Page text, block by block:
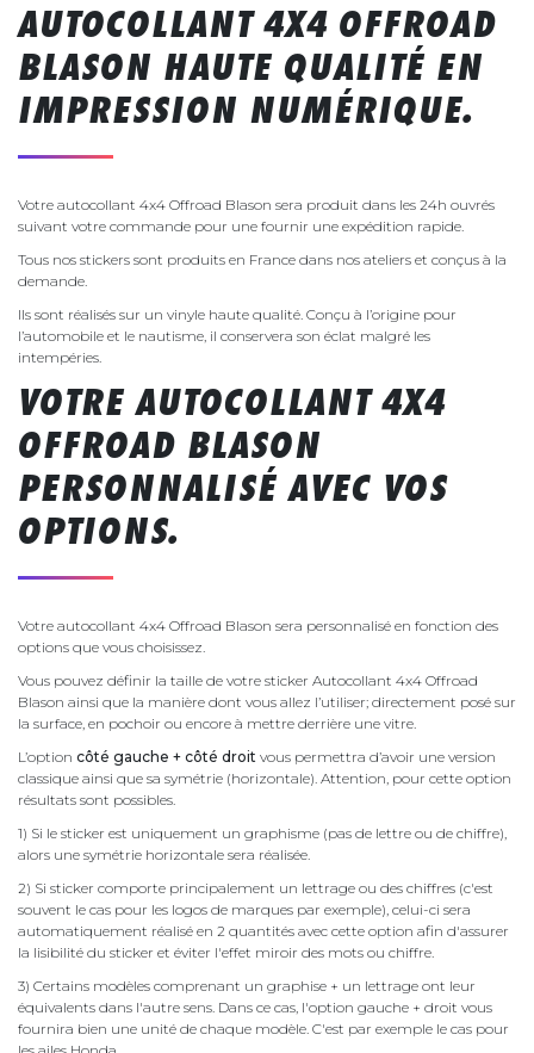
AUTOCOLLANT 4X4 OFFROAD
BLASON HAUTE QUALITÉ EN
IMPRESSION NUMÉRIQUE.
Votre autocollant 4x4 Offroad Blason sera produit dans les 24h ouvrés
suivant votre commande pour une fournir une expédition rapide.
Tous nos stickers sont produits en France dans nos ateliers et conçus à la
demande.
Ils sont réalisés sur un vinyle haute qualité. Conçu à l’origine pour
l’automobile et le nautisme, il conservera son éclat malgré les
intempéries.
VOTRE AUTOCOLLANT 4X4
OFFROAD BLASON
PERSONNALISÉ AVEC VOS
OPTIONS.
Votre autocollant 4x4 Offroad Blason sera personnalisé en fonction des
options que vous choisissez.
Vous pouvez définir la taille de votre sticker Autocollant 4x4 Offroad
Blason ainsi que la manière dont vous allez l’utiliser; directement posé sur
la surface, en pochoir ou encore à mettre derrière une vitre.
L’option côté gauche + côté droit vous permettra d’avoir une version
classique ainsi que sa symétrie (horizontale). Attention, pour cette option
résultats sont possibles.
1) Si le sticker est uniquement un graphisme (pas de lettre ou de chiffre),
alors une symétrie horizontale sera réalisée.
2) Si sticker comporte principalement un lettrage ou des chiffres (c'est
souvent le cas pour les logos de marques par exemple), celui-ci sera
automatiquement réalisé en 2 quantités avec cette option afin d'assurer
la lisibilité du sticker et éviter l'effet miroir des mots ou chiffre.
3) Certains modèles comprenant un graphise + un lettrage ont leur
équivalents dans l'autre sens. Dans ce cas, l'option gauche + droit vous
fournira bien une unité de chaque modèle. C'est par exemple le cas pour